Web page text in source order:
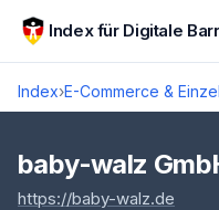
Zum Hauptinhalt
Index für Digitale
Index›E-Commerce &
Score lädt
baby-walz
https://baby-walz.de